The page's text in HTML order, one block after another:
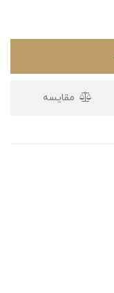
مقایسه